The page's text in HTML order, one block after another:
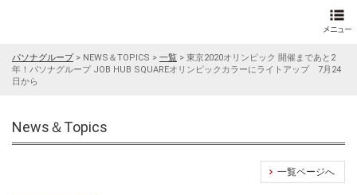
パソナグループ> NEWS＆TOPICS > 一覧 > 東京2020オリンピック 開催まであと2
年！パソナグループ JOB HUB SQUAREオリンピックカラーにライトアップ 7月24
日から
News＆Topics
一覧ページへ